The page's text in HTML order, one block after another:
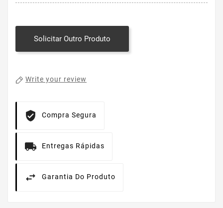
Solicitar Outro Produto
Write your review
Compra Segura
Entregas Rápidas
Garantia Do Produto